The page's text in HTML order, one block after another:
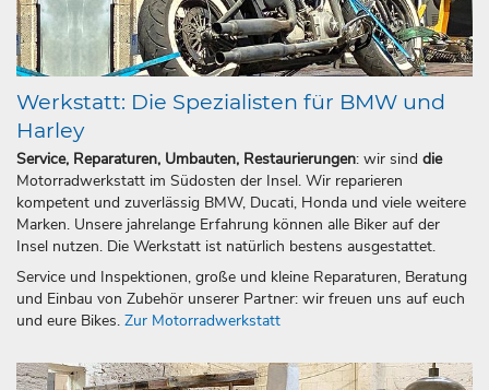
Werkstatt: Die Spezialisten für BMW und
Harley
Service, Reparaturen, Umbauten, Restaurierungen: wir sind die
Motorradwerkstatt im Südosten der Insel. Wir reparieren
kompetent und zuverlässig BMW, Ducati, Honda und viele weitere
Marken. Unsere jahrelange Erfahrung können alle Biker auf der
Insel nutzen. Die Werkstatt ist natürlich bestens ausgestattet.
Service und Inspektionen, große und kleine Reparaturen, Beratung
und Einbau von Zubehör unserer Partner: wir freuen uns auf euch
und eure Bikes. Zur Motorradwerkstatt